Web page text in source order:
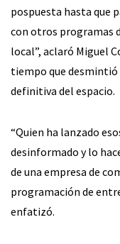
pospuesta hasta que
con otros programas
local”, aclaró Miguel
tiempo que desmintió
definitiva del espacio.
“Quien ha lanzado
desinformado y lo
de una empresa de
programación de
enfatizó.